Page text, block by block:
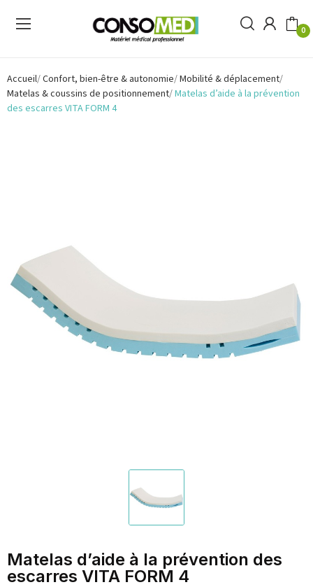
0
Accueil Confort, bien-être & autonomie Mobilité & déplacement
Matelas & coussins de positionnement Matelas d’aide à la prévention
des escarres VITA FORM 4
Matelas d’aide à la prévention des
escarres VITA FORM 4